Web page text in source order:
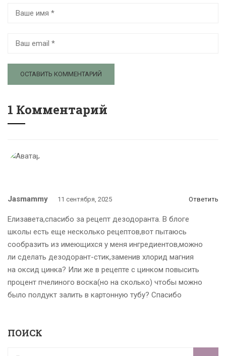
1 Комментарий
Jasmammy 11 сентября, 2025 Ответить
Елизавета,спасибо за рецепт дезодоранта. В блоге
школы есть еще несколько рецептов,вот пытаюсь
сообразить из имеющихся у меня ингредиентов,можно
ли сделать дезодорант-стик,заменив хлорид магния
на оксид цинка? Или же в рецепте с цинком повысить
процент пчелиного воска(но на сколько) чтобы можно
было полдукт залить в картонную тубу? Спасибо
ПОИСК